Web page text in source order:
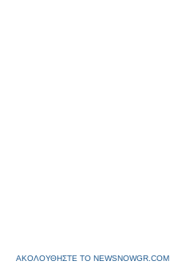
ΑΚΟΛΟΥΘΗΣΤΕ ΤΟ NEWSNOWGR.COM